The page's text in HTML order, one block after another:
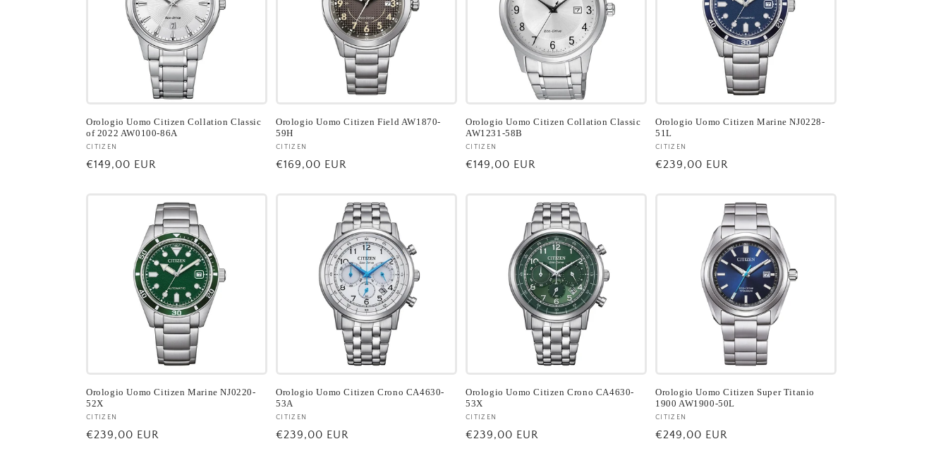
Orologio Uomo Citizen Collation Classic
of 2022 AW0100-86A
Fornitore:
CITIZEN
Prezzo
€149,00 EUR
Orologio Uomo Citizen Field AW1870-
59H
Fornitore:
CITIZEN
Prezzo
€169,00 EUR
Orologio Uomo Citizen Collation Classic
AW1231-58B
Fornitore:
CITIZEN
Prezzo
€149,00 EUR
Orologio Uomo Citizen Marine NJ0228-
51L
Fornitore:
CITIZEN
Prezzo
€239,00 EUR
Orologio Uomo Citizen Marine NJ0220-
52X
Fornitore:
CITIZEN
Prezzo
€239,00 EUR
Orologio Uomo Citizen Crono CA4630-
53A
Fornitore:
CITIZEN
Prezzo
€239,00 EUR
Orologio Uomo Citizen Crono CA4630-
53X
Fornitore:
CITIZEN
Prezzo
€239,00 EUR
Orologio Uomo Citizen Super Titanio
1900 AW1900-50L
Fornitore:
CITIZEN
Prezzo
€249,00 EUR